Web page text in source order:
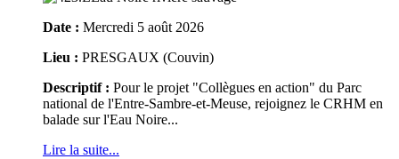
Date : Mercredi 5 août 2026
Lieu : PRESGAUX (Couvin)
Descriptif : Pour le projet "Collègues en action" du Parc
national de l'Entre-Sambre-et-Meuse, rejoignez le CRHM en
balade sur l'Eau Noire...
Lire la suite...